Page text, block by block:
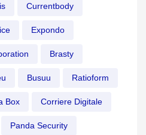
Currentbody
Expondo
Brasty
Busuu Ratioform
Box Corriere Digitale
Panda Security